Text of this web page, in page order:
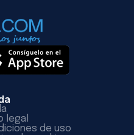
legal
de uso